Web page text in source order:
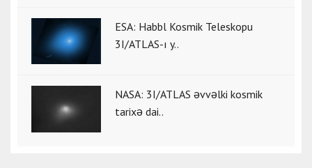
ESA: Habbl Kosmik Teleskopu
3I/ATLAS-ı y..
NASA: 3I/ATLAS əvvəlki kosmik
tarixə dai..